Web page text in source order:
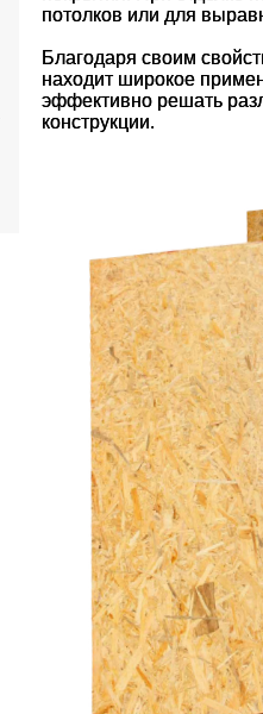
потолков или для
Благодаря своим
находит широкое
эффективно решать
конструкции.